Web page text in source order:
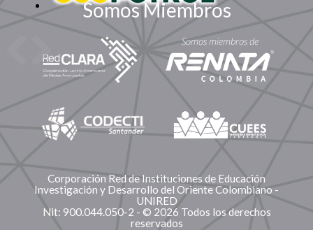
Somos Miembros
Corporación Red de Instituciones de Educación
Investigación y Desarrollo del Oriente Colombiano -
UNIRED
Nit: 900.044.050-2 - © 2026 Todos los derechos
reservados